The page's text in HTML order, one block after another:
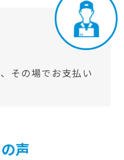
その場でお支払い
声